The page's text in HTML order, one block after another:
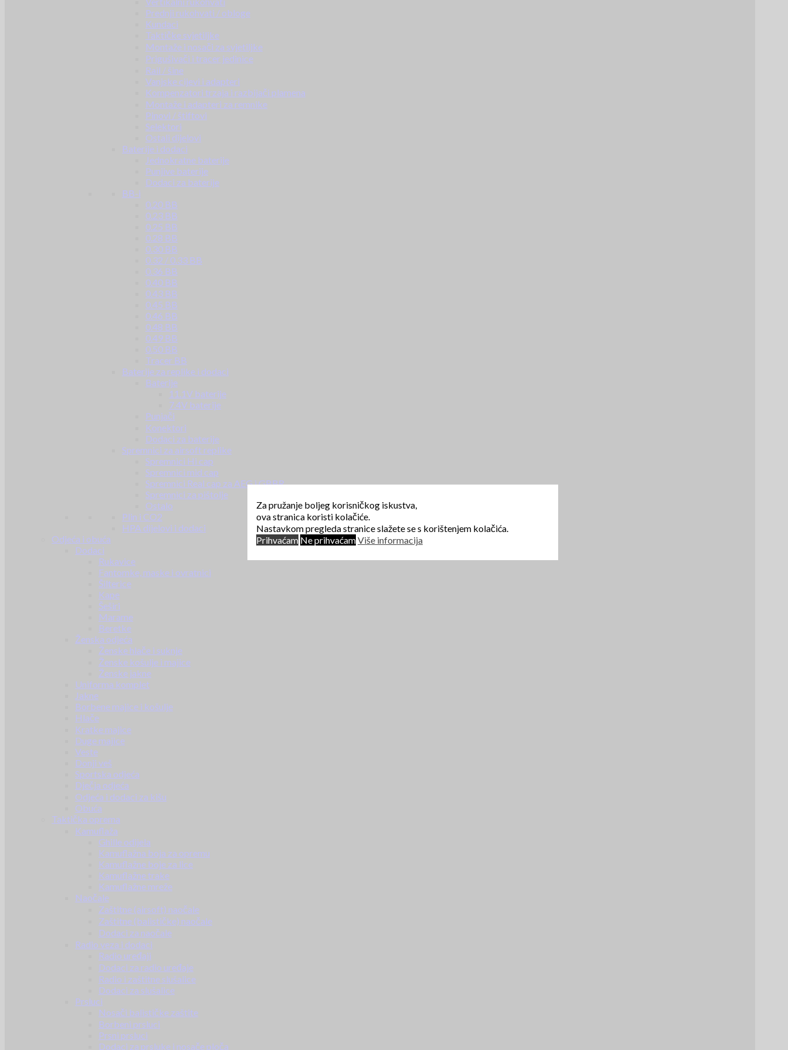
Prednji rukohvati / obloge
Kundaci
Taktičke svjetiljke
Montaže i nosači za svjetiljke
Prigušivači i tracer jedinice
Rail / šine
Vanjske cijevi i adapteri
Kompenzatori trzaja i razbijači plamena
Montaže i adapteri za remnike
Pinovi / štiftovi
Selektori
Ostali dijelovi
Baterije i dodaci
Jednokratne baterije
Punjive baterije
Dodaci za baterije
BB-i
0.20 BB
0.23 BB
0.25 BB
0.28 BB
0.30 BB
0.32 / 0.33 BB
0.36 BB
0.40 BB
0.43 BB
0.45 BB
0.46 BB
0.48 BB
0.49 BB
0.50 BB
Tracer BB
Baterije za replike i dodaci
Baterije
11.1V baterije
7.4V baterije
Punjači
Konektori
Dodaci za baterije
Spremnici za airsoft replike
Spremnici Hi cap
Spremnici mid cap
Spremnici Real cap za AEG i GBBR
Spremnici za pištolje
Ostalo
Plin i CO2
HPA dijelovi i dodaci
Odjeća i obuća
Dodaci
Rukavice
Fantomke, maske i ovratnici
Šilterice
Kape
Šeširi
Marame
Beretke
Ženska odjeća
Ženske hlače i suknje
Ženske košulje i majice
Ženske jakne
Uniforma komplet
Jakne
Borbene majice i košulje
Hlače
Kratke majice
Duge majice
Veste
Donji veš
Sportska odjeća
Dječja odjeća
Odjeća i dodaci za kišu
Obuća
Taktička oprema
Kamuflaža
Ghille odijela
Kamuflažna boja za opremu
Kamuflažne boje za lice
Kamuflažne trake
Kamuflažne mreže
Naočale
Zaštitne (airsoft) naočale
Zaštitne (balističke) naočale
Dodaci za naočale
Radio veza i dodaci
Radio uređaji
Dodaci za radio uređaje
Radio i zaštitne slušalice
Dodaci za slušalice
Prsluci
Nosači balističke zaštite
Borbeni prsluci
Prsni prsluci
Dodaci za prsluke i nosače ploča
Za pružanje boljeg korisničkog iskustva,
ova stranica koristi kolačiće.
Nastavkom pregleda stranice slažete se s korištenjem kolačića.
Prihvaćam Ne prihvaćamViše informacija